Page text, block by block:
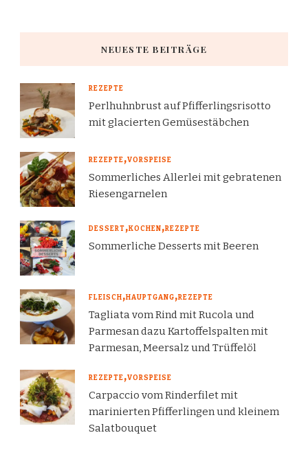
NEUESTE BEITRÄGE
REZEPTE
Perlhuhnbrust auf Pfifferlingsrisotto
mit glacierten Gemüsestäbchen
REZEPTE VORSPEISE
Sommerliches Allerlei mit gebratenen
Riesengarnelen
DESSERT KOCHEN REZEPTE
Sommerliche Desserts mit Beeren
FLEISCH HAUPTGANG REZEPTE
Tagliata vom Rind mit Rucola und
Parmesan dazu Kartoffelspalten mit
Parmesan, Meersalz und Trüffelöl
REZEPTE VORSPEISE
Carpaccio vom Rinderfilet mit
marinierten Pfifferlingen und kleinem
Salatbouquet